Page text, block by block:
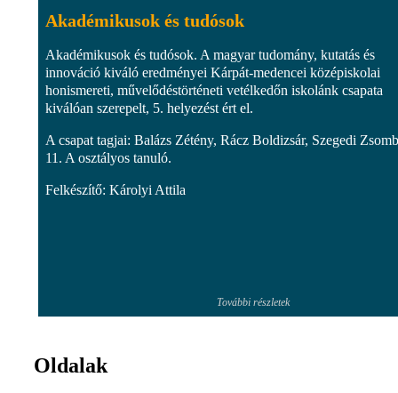
Akadémikusok és tudósok
Akadémikusok és tudósok. A magyar tudomány, kutatás és
innováció kiváló eredményei Kárpát-medencei középiskolai
honismereti, művelődéstörténeti vetélkedőn iskolánk csapata
kiválóan szerepelt, 5. helyezést ért el.
A csapat tagjai: Balázs Zétény, Rácz Boldizsár, Szegedi
11. A osztályos tanuló.
Felkészítő: Károlyi Attila
További részletek
Oldalak